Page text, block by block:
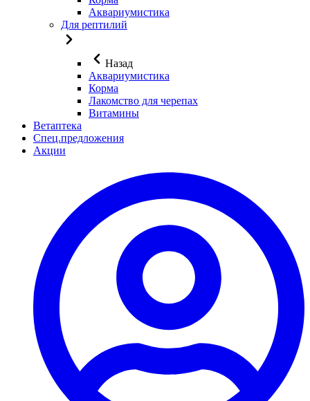
Аквариумистика
Для рептилий
Назад
Аквариумистика
Корма
Лакомство для черепах
Витамины
Ветаптека
Спец.предложения
Акции